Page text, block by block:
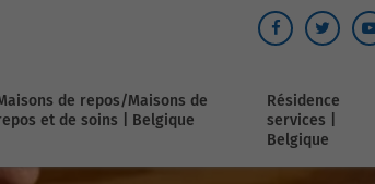
de repos/Maisons de
et de soins | Belgique
Résidence
services |
Belgique